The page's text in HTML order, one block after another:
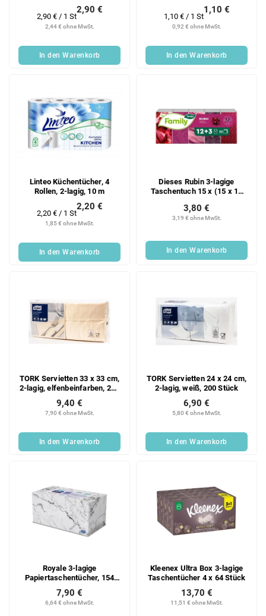
2,44 € ohne MwSt.
2,90 €
Verkaufspreis:
2,90 € / 1 St
In den Warenkorb
0,92 € ohne MwSt.
1,10 €
Verkaufspreis:
1,10 € / 1 St
In den Warenkorb
Linteo Küchentücher, 4
Rollen, 2-lagig, 10 m
1,85 € ohne MwSt.
2,20 €
Verkaufspreis:
2,20 € / 1 St
In den Warenkorb
Dieses Rubin 3-lagige
Taschentuch 15 x (15 x 10
3,19 € ohne MwSt.
3,80 €
In den Warenkorb
TORK Servietten 33 x 33 cm,
2-lagig, elfenbeinfarben, 200
Stück
7,90 € ohne MwSt.
9,40 €
In den Warenkorb
TORK Servietten 24 x 24 cm,
2-lagig, weiß, 200 Stück
5,80 € ohne MwSt.
6,90 €
In den Warenkorb
Royale 3-lagige
Papiertaschentücher, 154
6,64 € ohne MwSt.
7,90 €
Kleenex Ultra Box 3-lagige
Taschentücher 4 x 64 Stück
11,51 € ohne MwSt.
13,70 €